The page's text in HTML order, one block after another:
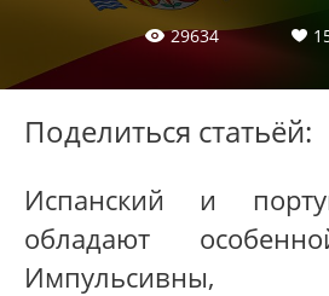
29634
Поделиться статьёй:
Испанский и
обладают
Импульсивны,